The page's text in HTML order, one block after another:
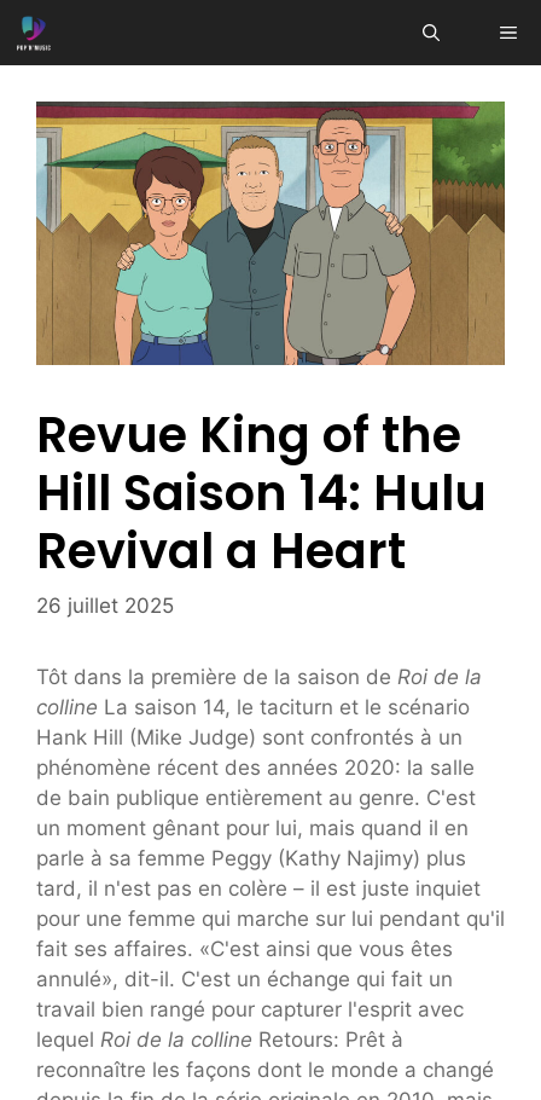
Aller
au
Revue King of the
Hill Saison 14: Hulu
Revival a Heart
26 juillet 2025
Tôt dans la première de la saison de Roi de la
colline La saison 14, le taciturn et le scénario
Hank Hill (Mike Judge) sont confrontés à un
phénomène récent des années 2020: la salle
de bain publique entièrement au genre. C'est
un moment gênant pour lui, mais quand il en
parle à sa femme Peggy (Kathy Najimy) plus
tard, il n'est pas en colère – il est juste inquiet
pour une femme qui marche sur lui pendant qu'il
fait ses affaires. «C'est ainsi que vous êtes
annulé», dit-il. C'est un échange qui fait un
travail bien rangé pour capturer l'esprit avec
lequel Roi de la colline Retours: Prêt à
reconnaître les façons dont le monde a changé